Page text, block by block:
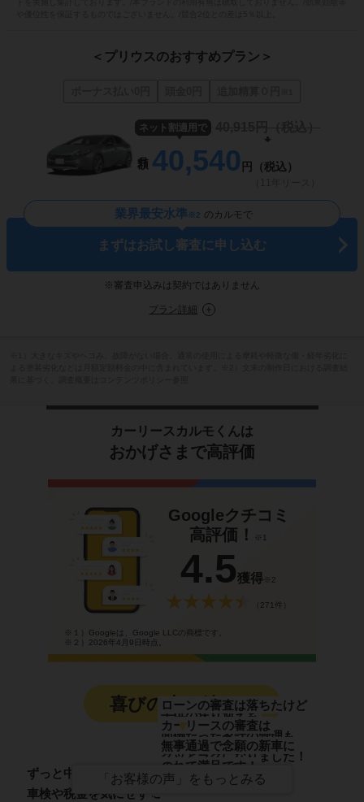
＜プリウスのおすすめプラン＞
ネット割適用で
40,540 円（税込）
業界最安水準※2 のカルモで
まずはお試し審査に申し込む
※審査申込みは契約ではありません
プラン詳細
カーリースカルモくんは
おかげさまで高評価
Googleクチコミ
高評価！
※1
4.5獲得※2
（271件）
※１）Googleは、Google LLCの商標です。
※２）2026年4月9日時点。
喜びの声も続々！
貯金がなくても
乗りたいと思った新車に
子供の送り迎えも
面倒だった家計の管理も
グッとラクになりました！
東京都 Oさん（30代）主婦
ずっと中古車だったから
車検や税金を気にせず
ローンの審査は落ちたけど
カーリースの審査は
無事通過で念願の新車に
のれて満足です！
神奈川県 Kさん（40代）バス運転手
「お客様の声」をもっとみる